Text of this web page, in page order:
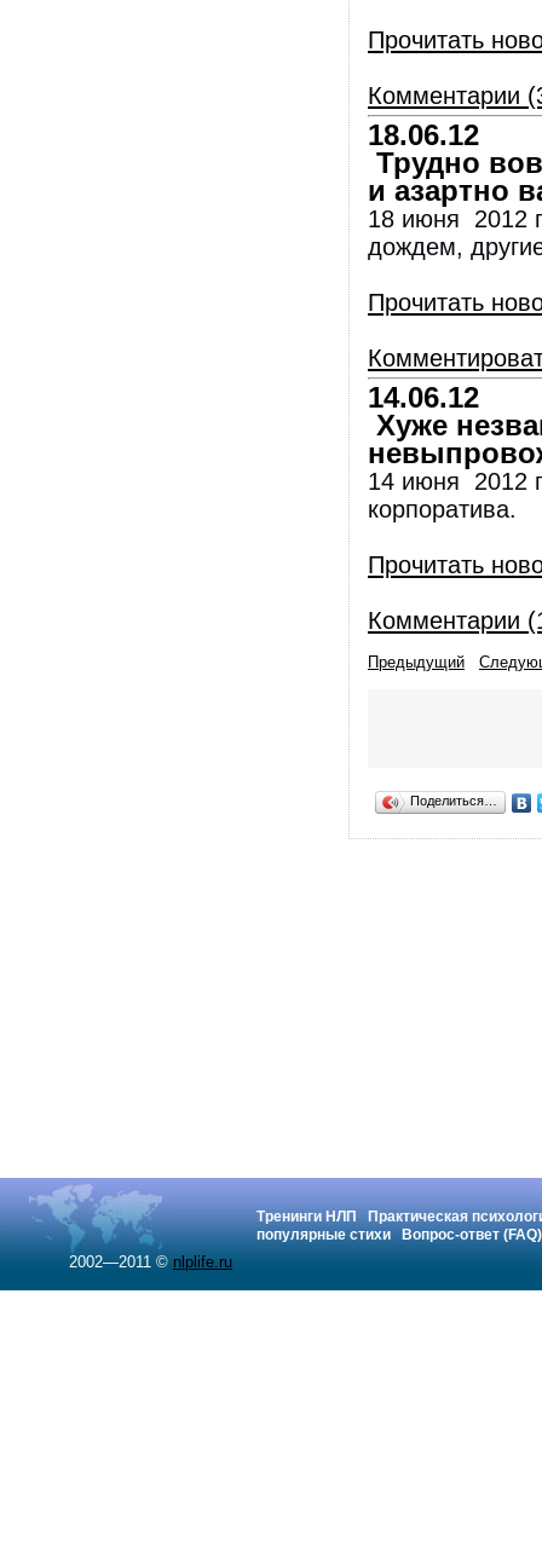
Прочитать
Комментарии
18.06.12
Трудно
и азартно
18 июня 2012
дождем,
Прочитать
14.06.12
Хуже
14 июня 2012
корпоратива.
Прочитать
Комментарии
Предыдущий
Поделиться…
Тренинги НЛП
Практическая
популярные стихи
Вопрос-ответ (FAQ)
2002—2011 © nlplife.ru